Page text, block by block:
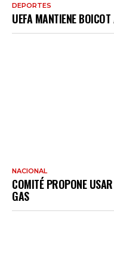
DEPORTES
UEFA MANTIENE
NACIONAL
COMITÉ PROPONE
GAS